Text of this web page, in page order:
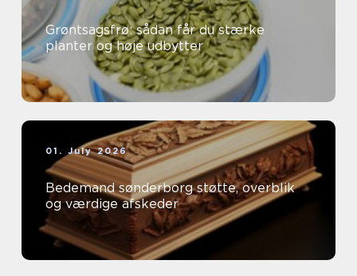
Grøntsagsfrø: sådan får du stærke
planter og høje udbytter
01. July 2026
Bedemand sønderborg støtte, overblik
og værdige afskeder